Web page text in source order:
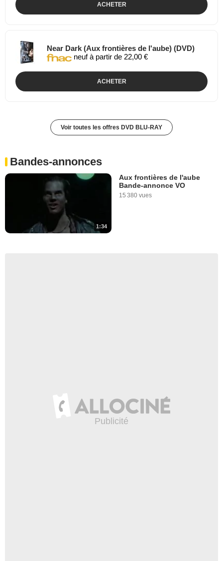
ACHETER
Near Dark (Aux frontières de l'aube) (DVD)
neuf à partir de 22,00 €
ACHETER
Voir toutes les offres DVD BLU-RAY
Bandes-annonces
1:34
Aux frontières de l'aube
Bande-annonce VO
15 380 vues